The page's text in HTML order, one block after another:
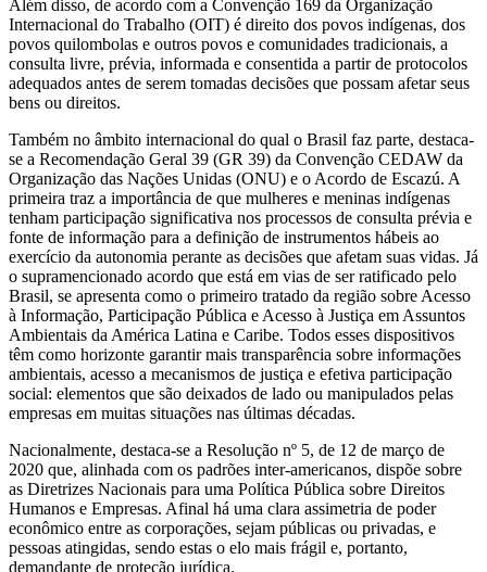
Além disso, de acordo com a Convenção 169 da Organização
Internacional do Trabalho (OIT) é direito dos povos indígenas, dos
povos quilombolas e outros povos e comunidades tradicionais, a
consulta livre, prévia, informada e consentida a partir de protocolos
adequados antes de serem tomadas decisões que possam afetar seus
bens ou direitos.
Também no âmbito internacional do qual o Brasil faz parte, destaca-
se a Recomendação Geral 39 (GR 39) da Convenção CEDAW da
Organização das Nações Unidas (ONU) e o Acordo de Escazú. A
primeira traz a importância de que mulheres e meninas indígenas
tenham participação significativa nos processos de consulta prévia e
fonte de informação para a definição de instrumentos hábeis ao
exercício da autonomia perante as decisões que afetam suas vidas. Já
o supramencionado acordo que está em vias de ser ratificado pelo
Brasil, se apresenta como o primeiro tratado da região sobre Acesso
à Informação, Participação Pública e Acesso à Justiça em Assuntos
Ambientais da América Latina e Caribe. Todos esses dispositivos
têm como horizonte garantir mais transparência sobre informações
ambientais, acesso a mecanismos de justiça e efetiva participação
social: elementos que são deixados de lado ou manipulados pelas
empresas em muitas situações nas últimas décadas.
Nacionalmente, destaca-se a Resolução nº 5, de 12 de março de
2020 que, alinhada com os padrões inter-americanos, dispõe sobre
as Diretrizes Nacionais para uma Política Pública sobre Direitos
Humanos e Empresas. Afinal há uma clara assimetria de poder
econômico entre as corporações, sejam públicas ou privadas, e
pessoas atingidas, sendo estas o elo mais frágil e, portanto,
demandante de proteção jurídica.